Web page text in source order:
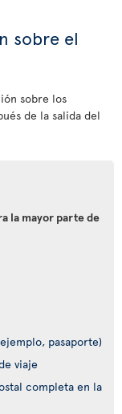
sobre el
sobre los
de la salida del
la mayor parte de
pasaporte)
viaje
completa en la